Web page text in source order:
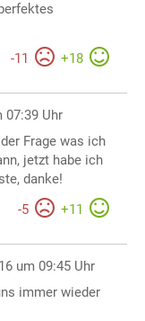
-11 +18
07:39 Uhr
Frage was ich
jetzt habe ich
danke!
-5 +11
um 09:45 Uhr
immer wieder